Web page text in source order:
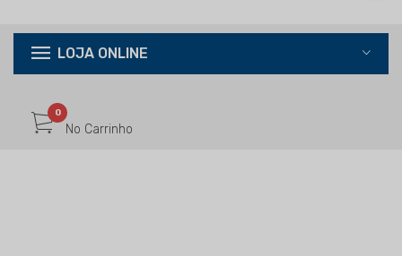
LOJA ONLINE
No Carrinho
0